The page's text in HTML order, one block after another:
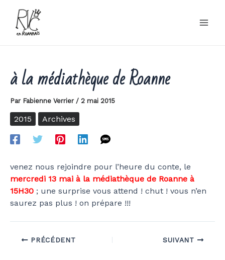
contenu
à la médiathèque de Roanne
Par Fabienne Verrier / 2 mai 2015
2015 Archives
venez nous rejoindre pour l’heure du conte, le
mercredi 13 mai à la médiathèque de Roanne à
15H30 ; une surprise vous attend ! chut ! vous n’en
saurez pas plus ! on prépare !!!
PRÉCÉDENT SUIVANT